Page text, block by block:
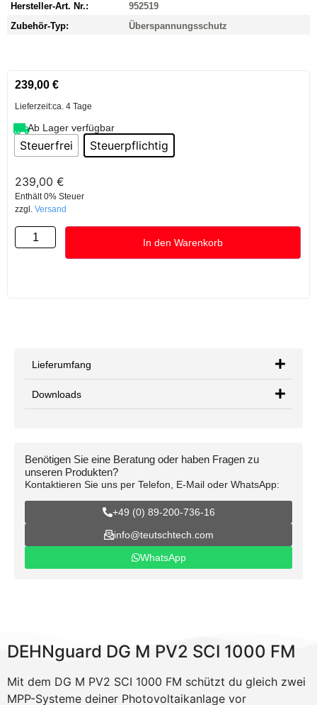
Hersteller-Art. Nr.:
952519
Zubehör-Typ:
Überspannungsschutz
239,00 €
Lieferzeit:ca. 4 Tage
Ab Lager verfügbar
Steuerfrei Steuerpflichtig
239,00 €
Enthält 0% Steuer
zzgl. Versand
In den Warenkorb
Lieferumfang
Downloads
Benötigen Sie eine Beratung oder haben Fragen zu
unseren Produkten?
Kontaktieren Sie uns per Telefon, E-Mail oder WhatsApp:
+49 (0) 89-200-736-16
info@teutschtech.com
WhatsApp
DEHNguard DG M PV2 SCI 1000 FM
Mit dem DG M PV2 SCI 1000 FM schützt du gleich zwei
MPP-Systeme deiner Photovoltaikanlage vor